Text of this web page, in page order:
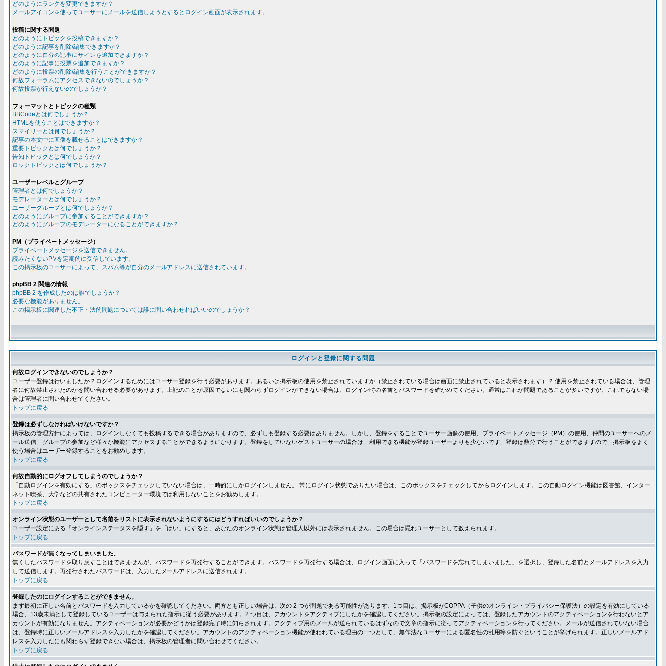
どのようにランクを変更できますか？
メールアイコンを使ってユーザーにメールを送信しようとするとログイン画面が表示されます。
投稿に関する問題
どのようにトピックを投稿できますか？
どのように記事を削除/編集できますか？
どのように自分の記事にサインを追加できますか？
どのように記事に投票を追加できますか？
どのように投票の削除/編集を行うことができますか？
何故フォーラムにアクセスできないのでしょうか？
何故投票が行えないのでしょうか？
フォーマットとトピックの種類
BBCodeとは何でしょうか？
HTMLを使うことはできますか？
スマイリーとは何でしょうか？
記事の本文中に画像を載せることはできますか？
重要トピックとは何でしょうか？
告知トピックとは何でしょうか？
ロックトピックとは何でしょうか？
ユーザーレベルとグループ
管理者とは何でしょうか？
モデレーターとは何でしょうか？
ユーザーグループとは何でしょうか？
どのようにグループに参加することができますか？
どのようにグループのモデレーターになることができますか？
PM（プライベートメッセージ）
プライベートメッセージを送信できません。
読みたくないPMを定期的に受信しています。
この掲示板のユーザーによって、スパム等が自分のメールアドレスに送信されています。
phpBB 2 関連の情報
phpBB 2 を作成したのは誰でしょうか？
必要な機能がありません。
この掲示板に関連した不正・法的問題については誰に問い合わせればいいのでしょうか？
ログインと登録に関する問題
何故ログインできないのでしょうか？
ユーザー登録は行いましたか？ログインするためにはユーザー登録を行う必要があります。あるいは掲示板の使用を禁止されていますか（禁止されている場合は画面に禁止されていると表示されます）？ 使用を禁止されている場合は、管理
者に何故禁止されたのかを問い合わせる必要があります。上記のことが原因でないにも関わらずログインができない場合は、ログイン時の名前とパスワードを確かめてください。通常はこれが問題であることが多いですが、これでもない場
合は管理者に問い合わせてください。
トップに戻る
登録は必ずしなければいけないですか？
掲示板の管理方針によっては、ログインしなくても投稿するできる場合がありますので、必ずしも登録する必要はありません。しかし、登録をすることでユーザー画像の使用、プライベートメッセージ（PM）の使用、仲間のユーザーへのメ
ール送信、グループの参加など様々な機能にアクセスすることができるようになります。登録をしていないゲストユーザーの場合は、利用できる機能が登録ユーザーよりも少ないです。登録は数分で行うことができますので、掲示板をよく
使う場合はユーザー登録することをお勧めします。
トップに戻る
何故自動的にログオフしてしまうのでしょうか？
「自動ログインを有効にする」のボックスをチェックしていない場合は、一時的にしかログインしません。 常にログイン状態でありたい場合は、このボックスをチェックしてからログインします。この自動ログイン機能は図書館、インター
ネット喫茶、大学などの共有されたコンピューター環境では利用しないことをお勧めします。
トップに戻る
オンライン状態のユーザーとして名前をリストに表示されないようにするにはどうすればいいのでしょうか？
ユーザー設定にある「オンラインステータスを隠す」を「はい」にすると、あなたのオンライン状態は管理人以外には表示されません。この場合は隠れユーザーとして数えられます。
トップに戻る
パスワードが無くなってしまいました。
無くしたパスワードを取り戻すことはできませんが、パスワードを再発行することができます。パスワードを再発行する場合は、ログイン画面に入って「パスワードを忘れてしまいました」を選択し、登録した名前とメールアドレスを入力
して送信します。再発行されたパスワードは、入力したメールアドレスに送信されます。
トップに戻る
登録したのにログインすることができません。
まず最初に正しい名前とパスワードを入力しているかを確認してください。両方とも正しい場合は、次の 2 つが問題である可能性があります。1つ目は、掲示板がCOPPA（子供のオンライン・プライバシー保護法）の設定を有効にしている
場合、13歳未満として登録しているユーザーは与えられた指示に従う必要があります。2 つ目は、アカウントをアクティブにしたかを確認してください。掲示板の設定によっては、登録したアカウントのアクティベーションを行わないとア
カウントが有効になりません。アクティベーションが必要かどうかは登録完了時に知らされます。アクティブ用のメールが送られているはずなので文章の指示に従ってアクティベーションを行ってください。メールが送信されていない場合
は、登録時に正しいメールアドレスを入力したかを確認してください。アカウントのアクティベーション機能が使われている理由の一つとして、無作法なユーザーによる匿名性の乱用等を防ぐということが挙げられます。正しいメールアド
レスを入力したにも関わらず登録できない場合は、掲示板の管理者に問い合わせてください。
トップに戻る